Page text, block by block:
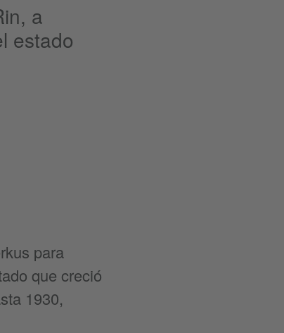
a
estado
para
que creció
1930,